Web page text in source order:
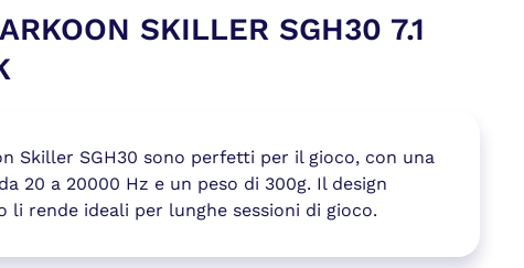
SKILLER SGH30 7.1
Skiller SGH30 sono perfetti per il gioco, con una
20 a 20000 Hz e un peso di 300g. Il design
li rende ideali per lunghe sessioni di gioco.